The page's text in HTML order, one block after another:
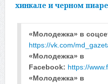
хинкале и черном пиаре
https://vk.com/
«Молодежка» в
Facebook: https://
«Молодежка» в